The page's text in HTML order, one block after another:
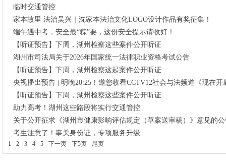
临时交通管控
家本故里 法治吴兴｜沈家本法治文化LOGO设计作品有奖征集！
端午遇中考，安全最“粽”要，这份安全提示请收好！
【听证预告】下周，湖州检察这些案件公开听证
湖州市司法局关于2026年国家统一法律职业资格考试公告
【听证预告】下周，湖州检察这起案件公开听证
央视播出预告 | 明晚20:25！邀您收看CCTV12社会与法频道《现在
【听证预告】下周，湖州检察这些案件公开听证
助力高考！湖州这些路段将实行交通管控
关于公开征求《湖州市健康影响评估规定（草案送审稿）》意见的
考生注意了！事关身份证，专项服务升级
1 2 3 4 5 下一页 下5页 尾页